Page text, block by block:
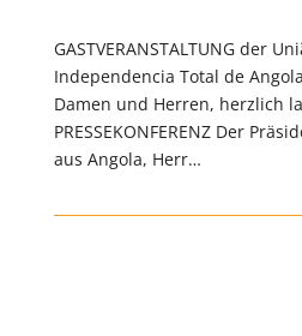
GASTVERANSTALTUNG der
Independencia Total de
Damen und Herren, herzlich
PRESSEKONFERENZ Der
aus Angola, Herr…